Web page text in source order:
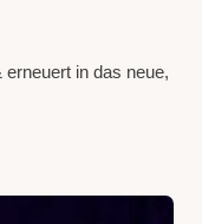
in das neue,